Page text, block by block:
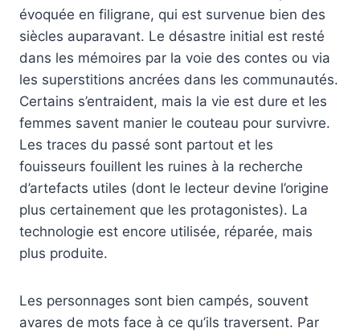
évoquée en filigrane, qui est survenue bien des
siècles auparavant. Le désastre initial est resté
dans les mémoires par la voie des contes ou via
les superstitions ancrées dans les communautés.
Certains s’entraident, mais la vie est dure et les
femmes savent manier le couteau pour survivre.
Les traces du passé sont partout et les
fouisseurs fouillent les ruines à la recherche
d’artefacts utiles (dont le lecteur devine l’origine
plus certainement que les protagonistes). La
technologie est encore utilisée, réparée, mais
plus produite.
Les personnages sont bien campés, souvent
avares de mots face à ce qu’ils traversent. Par